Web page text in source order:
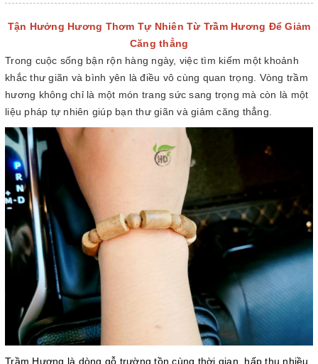
Tận Hưởng Hương Thơm Tự Nhiên Từ Trầm Hương Để Giảm
Căng thẳng
Trong cuộc sống bận rộn hàng ngày, việc tìm kiếm một khoảnh
khắc thư giãn và bình yên là điều vô cùng quan trọng. Vòng trầm
hương không chỉ là một món trang sức sang trọng mà còn là một
liệu pháp tự nhiên giúp bạn thư giãn và giảm căng thẳng.
Trầm Hương là dòng gỗ trường tồn cùng thời gian, hấp thụ nhiều